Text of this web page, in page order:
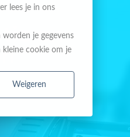
lees je in ons
je gegevens
kleine cookie om je
Weigeren
en